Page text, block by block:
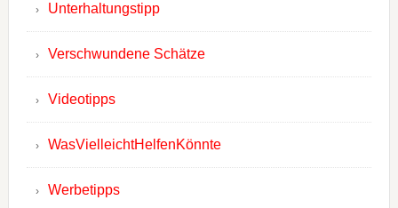
Unterhaltungstipp
Verschwundene Schätze
Videotipps
WasVielleichtHelfenKönnte
Werbetipps